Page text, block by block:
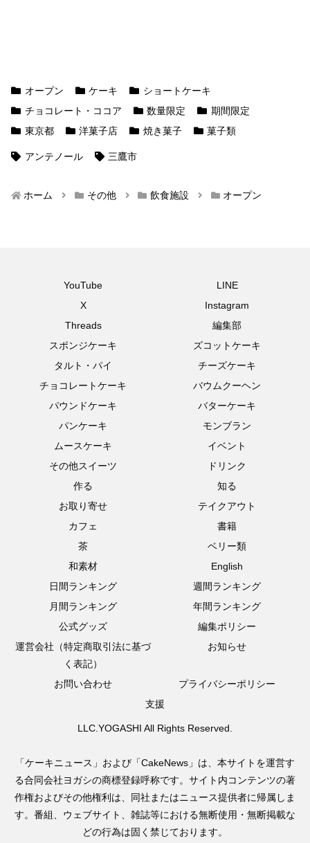
オープン ケーキ
ショートケーキ
チョコレート・ココア
数量限定
期間限定
東京都
洋菓子店 焼き菓子 菓子類
アンテノール 三鷹市
ホーム その他 飲食施設 オープン
YouTube
LINE
X
Instagram
Threads
編集部
スポンジケーキ
ズコットケーキ
タルト・パイ
チーズケーキ
チョコレートケーキ
バウムクーヘン
パウンドケーキ
バターケーキ
パンケーキ
モンブラン
ムースケーキ
イベント
その他スイーツ
ドリンク
作る
知る
お取り寄せ
テイクアウト
カフェ
書籍
茶
ベリー類
和素材
English
日間ランキング
週間ランキング
月間ランキング
年間ランキング
公式グッズ
編集ポリシー
運営会社（特定商取引法に基づ
く表記）
お知らせ
お問い合わせ
プライバシーポリシー
支援
LLC.YOGASHI All Rights Reserved.
「ケーキニュース」および「CakeNews」は、本サイトを運営す
る合同会社ヨガシの商標登録呼称です。サイト内コンテンツの著
作権およびその他権利は、同社またはニュース提供者に帰属しま
す。番組、ウェブサイト、雑誌等における無断使用・無断掲載な
どの行為は固く禁じております。